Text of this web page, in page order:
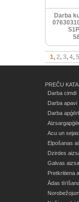
Darba
1 2 3 4 5
PREČU
Darba cimdi
Darba apavi
Darba
Acu un
Elpošanas
Dzirdes
Galvas
Pretkritiena
Ādas